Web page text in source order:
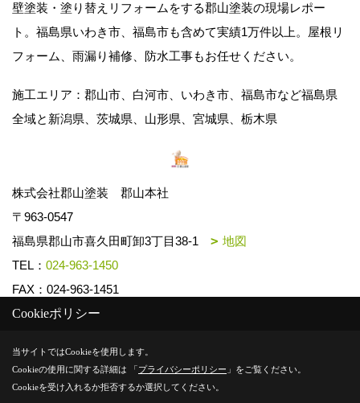
壁塗装・塗り替えリフォームをする郡山塗装の現場レポー
ト。福島県いわき市、福島市も含めて実績1万件以上。屋根リ
フォーム、雨漏り補修、防水工事もお任せください。
施工エリア：郡山市、白河市、いわき市、福島市など福島県
全域と新潟県、茨城県、山形県、宮城県、栃木県
株式会社郡山塗装 郡山本社
〒963-0547
福島県郡山市喜久田町卸3丁目38-1
地図
TEL： 024-963-1450
FAX：024-963-1451
Copyright (c) k-toso. All Rights Reserved.
Produced byゴデスクリエイト
Cookieポリシー
当サイトではCookieを使用します。
Cookieの使用に関する詳細は 「プライバシーポリシー 」をご覧ください。
Cookieを受け入れるか拒否するか選択してください。